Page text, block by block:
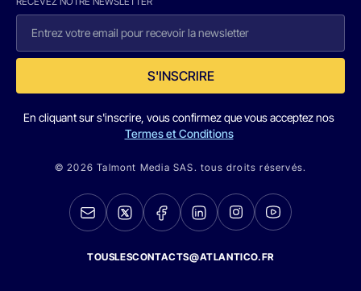
S'INSCRIRE
En cliquant sur s'inscrire, vous confirmez que vous acceptez nos
Termes et Conditions
© 2026 Talmont Media SAS. tous droits réservés.
TOUSLESCONTACTS@ATLANTICO.FR